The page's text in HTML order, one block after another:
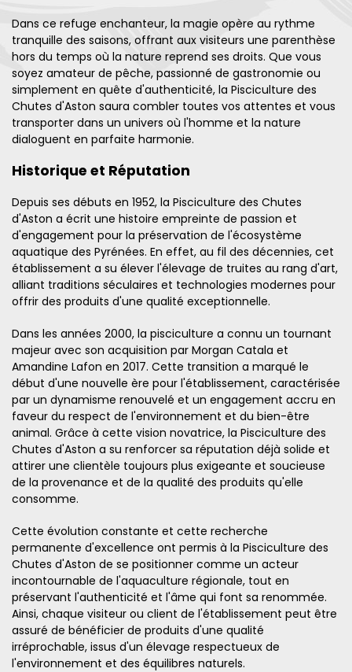
Dans ce refuge enchanteur, la magie opère au rythme
tranquille des saisons, offrant aux visiteurs une parenthèse
hors du temps où la nature reprend ses droits. Que vous
soyez amateur de pêche, passionné de gastronomie ou
simplement en quête d'authenticité, la Pisciculture des
Chutes d'Aston saura combler toutes vos attentes et vous
transporter dans un univers où l'homme et la nature
dialoguent en parfaite harmonie.
Historique et Réputation
Depuis ses débuts en 1952, la Pisciculture des Chutes
d'Aston a écrit une histoire empreinte de passion et
d'engagement pour la préservation de l'écosystème
aquatique des Pyrénées. En effet, au fil des décennies, cet
établissement a su élever l'élevage de truites au rang d'art,
alliant traditions séculaires et technologies modernes pour
offrir des produits d'une qualité exceptionnelle.
Dans les années 2000, la pisciculture a connu un tournant
majeur avec son acquisition par Morgan Catala et
Amandine Lafon en 2017. Cette transition a marqué le
début d'une nouvelle ère pour l'établissement, caractérisée
par un dynamisme renouvelé et un engagement accru en
faveur du respect de l'environnement et du bien-être
animal. Grâce à cette vision novatrice, la Pisciculture des
Chutes d'Aston a su renforcer sa réputation déjà solide et
attirer une clientèle toujours plus exigeante et soucieuse
de la provenance et de la qualité des produits qu'elle
consomme.
Cette évolution constante et cette recherche
permanente d'excellence ont permis à la Pisciculture des
Chutes d'Aston de se positionner comme un acteur
incontournable de l'aquaculture régionale, tout en
préservant l'authenticité et l'âme qui font sa renommée.
Ainsi, chaque visiteur ou client de l'établissement peut être
assuré de bénéficier de produits d'une qualité
irréprochable, issus d'un élevage respectueux de
l'environnement et des équilibres naturels.